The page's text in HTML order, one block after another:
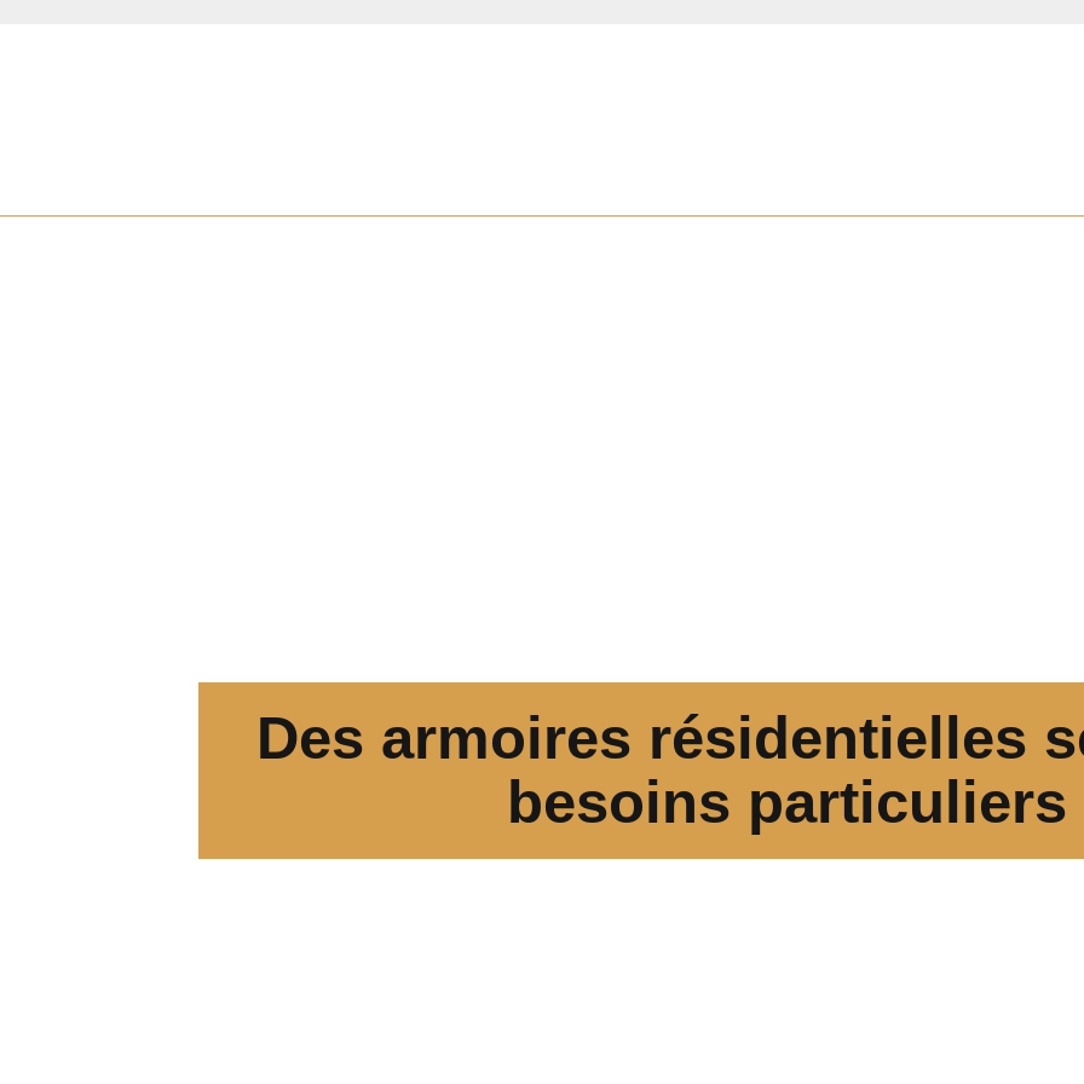
Des armoires résidentielles
besoins particuliers